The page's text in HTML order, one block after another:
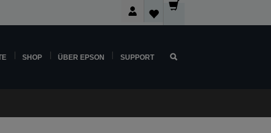
SHOP ÜBER EPSON SUPPORT